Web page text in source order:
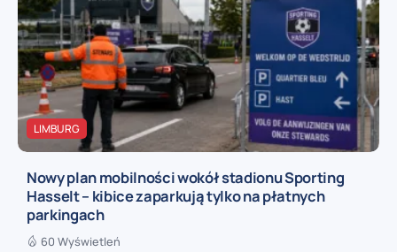
LIMBURG
Nowy plan mobilności wokół stadionu Sporting
Hasselt – kibice zaparkują tylko na płatnych
parkingach
60 Wyświetleń